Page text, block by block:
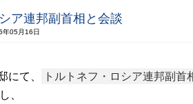
ア連邦副首相と会談
年05月16日
にて、
トルトネフ・ロシア連邦副
し、